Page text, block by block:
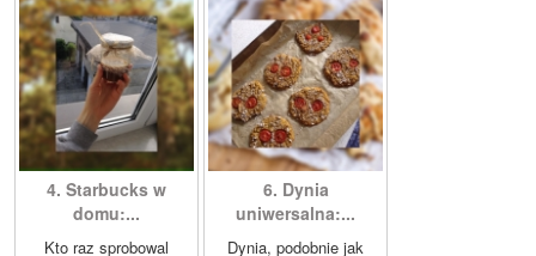
4. Starbucks w
domu:...
Kto raz sprobowal
6. Dynia
uniwersalna:...
Dynia, podobnie jak